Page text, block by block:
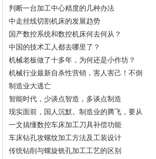
判断一台加工中心精度的几种办法
中走丝线切割机床的发展趋势
国产数控系统和数控机床何去何从？
中国的技术工人都去哪里了？
机械老板做了十多年，为何还是小作坊？
机械行业最新自杀性营销，害人害己！不倒
闭才
制造业大逃亡
智能时代，少谈点智造，多谈点制造
现实面前，国人沉默。制造业的腾飞，要从
机床
一文搞懂数控车床加工刀具补偿功能
车床钻孔攻螺纹加工方法及工装设计
传统钻削与螺旋铣孔加工工艺的区别